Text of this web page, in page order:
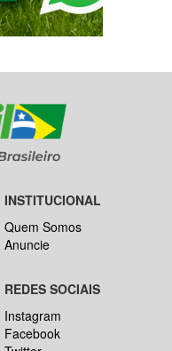
INSTITUCIONAL
Quem Somos
Anuncie
REDES SOCIAIS
Instagram
Facebook